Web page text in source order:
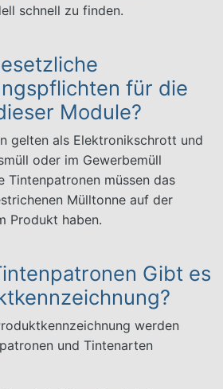
schnell zu finden.
für die
Module?
gelten als Elektronikschrott und
oder im Gewerbemüll
Tintenpatronen müssen das
Mülltonne auf der
Produkt haben.
Gibt es
werden
und Tintenarten